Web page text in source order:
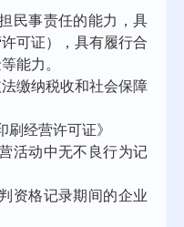
民事责任的能力，具
可证），具有履行合
能力。
缴纳税收和社会保障
经营许可证》
活动中无不良行为记
资格记录期间的企业